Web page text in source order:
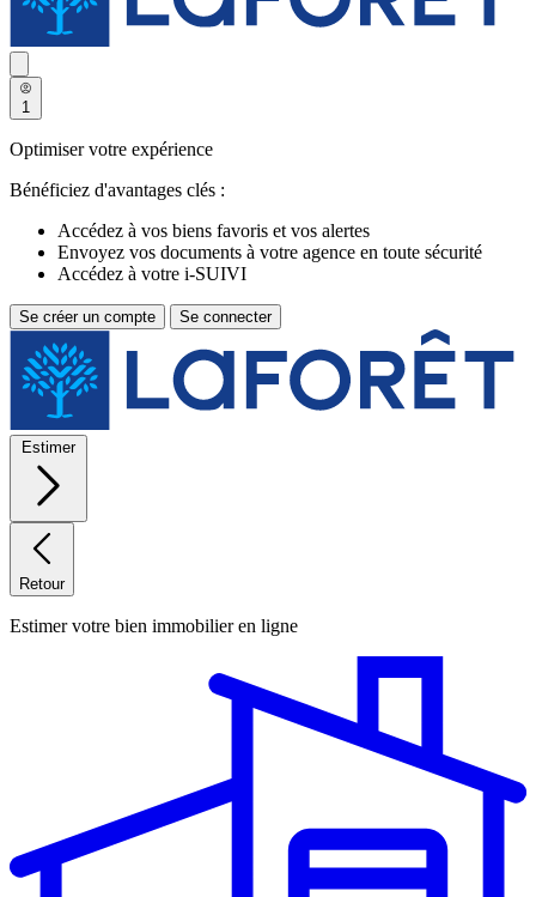
1
Optimiser votre expérience
Bénéficiez d'avantages clés :
Accédez à vos biens favoris et vos alertes
Envoyez vos documents à votre agence en toute sécurité
Accédez à votre i-SUIVI
Se créer un compte Se connecter
Estimer
Retour
Estimer votre bien immobilier en ligne